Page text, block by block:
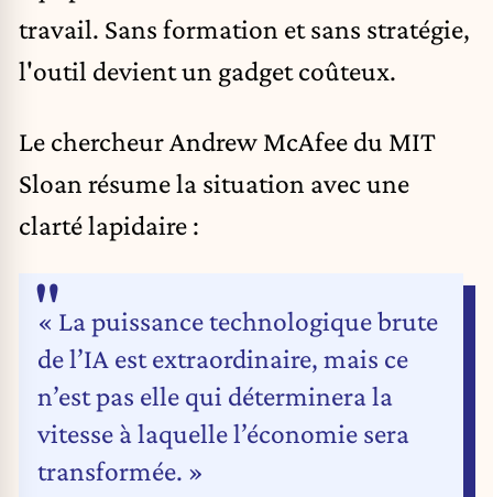
travail. Sans formation et sans stratégie,
l'outil devient un gadget coûteux.
Le chercheur Andrew McAfee du MIT
Sloan résume la situation avec une
clarté lapidaire :
« La puissance technologique brute
de l’IA est extraordinaire, mais ce
n’est pas elle qui déterminera la
vitesse à laquelle l’économie sera
transformée. »